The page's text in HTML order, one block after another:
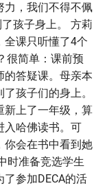
力，我们不得不佩
孩子身上。 方莉
全课只听懂了4个
很简单：课前预
的答疑课。母亲本
孩子们的身上。
新上了一年级，算
入哈佛读书。可
你会在书中看到她
时准备竞选学生
参加DECA的活